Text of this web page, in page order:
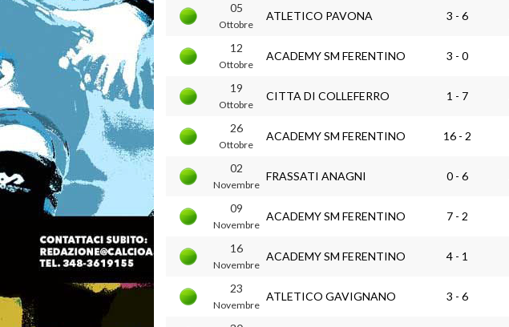
05
Ottobre
ATLETICO PAVONA 3 - 6
12
Ottobre
ACADEMY SM FERENTINO 3 - 0
19
Ottobre
CITTA DI COLLEFERRO 1 - 7
26
Ottobre
ACADEMY SM FERENTINO 16 - 2
02
Novembre
FRASSATI ANAGNI 0 - 6
09
Novembre
ACADEMY SM FERENTINO 7 - 2
16
Novembre
ACADEMY SM FERENTINO 4 - 1
23
Novembre
ATLETICO GAVIGNANO 3 - 6